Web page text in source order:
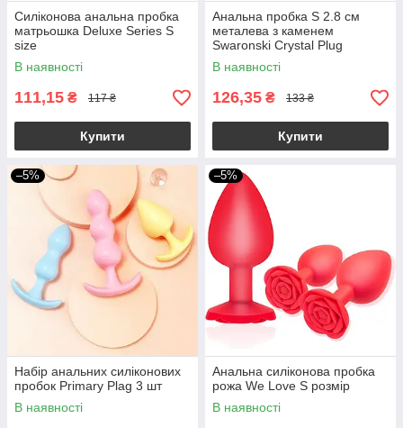
Силіконова анальна пробка
матрьошка Deluxe Series S
size
В наявності
111,15 ₴ 117 ₴
Купити
Анальна пробка S 2.8 см
металева з каменем
Swaronski Crystal Plug
медична сталь
В наявності
126,35 ₴ 133 ₴
Купити
–5%
Набір анальних силіконових
пробок Primary Plag 3 шт
В наявності
–5%
Анальна силіконова пробка
рожа We Love S розмір
В наявності